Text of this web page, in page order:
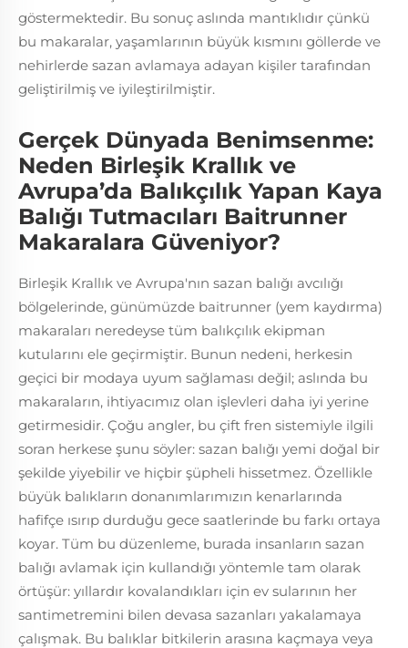
göstermektedir. Bu sonuç aslında mantıklıdır çünkü
bu makaralar, yaşamlarının büyük kısmını göllerde ve
nehirlerde sazan avlamaya adayan kişiler tarafından
geliştirilmiş ve iyileştirilmiştir.
Gerçek Dünyada Benimsenme:
Neden Birleşik Krallık ve
Avrupa’da Balıkçılık Yapan Kaya
Balığı Tutmacıları Baitrunner
Makaralara Güveniyor?
Birleşik Krallık ve Avrupa'nın sazan balığı avcılığı
bölgelerinde, günümüzde baitrunner (yem kaydırma)
makaraları neredeyse tüm balıkçılık ekipman
kutularını ele geçirmiştir. Bunun nedeni, herkesin
geçici bir modaya uyum sağlaması değil; aslında bu
makaraların, ihtiyacımız olan işlevleri daha iyi yerine
getirmesidir. Çoğu angler, bu çift fren sistemiyle ilgili
soran herkese şunu söyler: sazan balığı yemi doğal bir
şekilde yiyebilir ve hiçbir şüpheli hissetmez. Özellikle
büyük balıkların donanımlarımızın kenarlarında
hafifçe ısırıp durduğu gece saatlerinde bu farkı ortaya
koyar. Tüm bu düzenleme, burada insanların sazan
balığı avlamak için kullandığı yöntemle tam olarak
örtüşür: yıllardır kovalandıkları için ev sularının her
santimetremini bilen devasa sazanları yakalamaya
çalışmak. Bu balıklar bitkilerin arasına kaçmaya veya